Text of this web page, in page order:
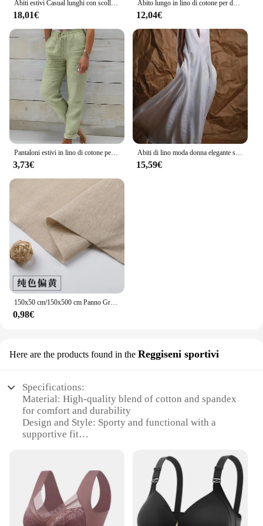
Abiti estivi Casual lunghi con scollo tondo solido senza maniche pieghettato per le donne 2024 vestiti larghi da donna in lino di cotone da donna C21
18,01€
Abito lungo in lino di cotone per donna 2023 estate colore puro Casual camicia a maniche corte abito da spiaggia abbigliamento femminile Y2K Vestido Robe
12,04€
Pantaloni estivi in lino di cotone per donna Pantaloni casual elastici a vita alta Streetwear Abiti femminili solidi 2024 Pantaloni a matita larghi
3,73€
Abiti di lino moda donna elegante semplice scollo a V profondo senza maniche in lino Flowy Maxi Dress abiti lunghi Casual Streetwear
15,59€
150x50 cm/150x500 cm Panno Grezzo di Cotone Tessuto di Lino Greige Per Cucire Scrims Patchwork FAI DA TE Fatti A Mano Da Mezzo Metro TJ20577
0,98€
Here are the products found in the Reggiseni sportivi
Specifications:
Material: High-quality blend of cotton and spandex
for comfort and durability
Design and Style: Sporty and functional with a
supportive fit
Performance and Property: Moisture-wicking fabric
to keep you dry during workouts
Shape or Size or Weight or Quantity: Available in a
range of sizes to fit diverse body types
Parts and Accessories: Includes matching sets for a